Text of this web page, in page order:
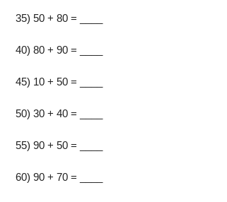
35) 50 + 80 = ____
40) 80 + 90 = ____
45) 10 + 50 = ____
50) 30 + 40 = ____
55) 90 + 50 = ____
60) 90 + 70 = ____